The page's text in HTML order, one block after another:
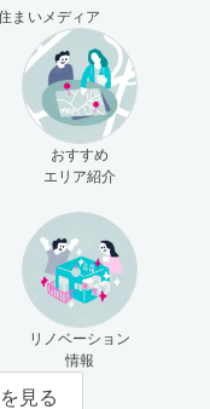
まいメディア
おすすめ
エリア紹介
リノベーション
情報
見る